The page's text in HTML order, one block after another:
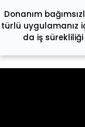
Donanım
türlü uygulamanız
da iş